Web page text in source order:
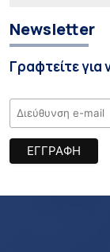
Newsletter
Γραφτείτε για